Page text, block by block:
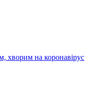
хворим на коронавірус